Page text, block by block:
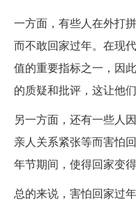
一方面，有些人在外打
而不敢回家过年。在现
值的重要指标之一，因
的质疑和批评，这让他
另一方面，还有一些人
亲人关系紧张等而害怕
年节期间，使得回家变
总的来说，害怕回家过